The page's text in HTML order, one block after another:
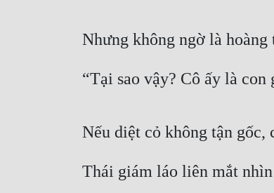
Nhưng không ngờ là
“Tại sao vậy? Cô ấy là
Nếu diệt cỏ không tận gốc,
Thái giám láo liên mắt